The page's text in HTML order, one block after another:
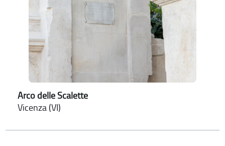
Arco delle Scalette
Vicenza (VI)